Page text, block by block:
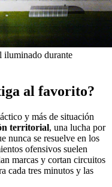
iluminado durante
al favorito?
y más de situación
territorial, una lucha por
nunca se resuelve en los
ofensivos suelen
marcas y cortan circuitos
cada tres minutos y las